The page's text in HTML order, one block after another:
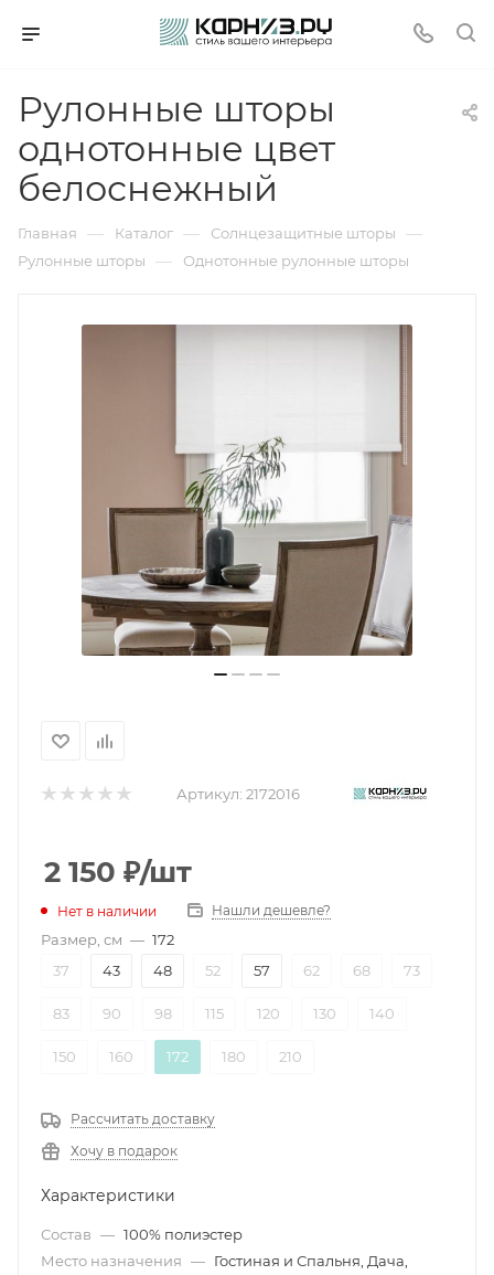
Рулонные шторы
однотонные цвет
белоснежный
Главная — Каталог — Солнцезащитные шторы —
Рулонные шторы — Однотонные рулонные шторы
Артикул: 2172016
2 150 ₽/шт
Нет в наличии Нашли дешевле?
Размер, см — 172
37
43 48 52 57 62 68 73
83 90 98 115 120 130 140
150 160 172 180 210
Рассчитать доставку
Хочу в подарок
Характеристики
Состав — 100% полиэстер
Место назначения — Гостиная и Спальня, Дача,